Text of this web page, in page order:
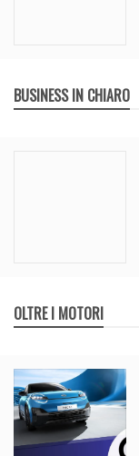
BUSINESS IN CHIARO
OLTRE I MOTORI